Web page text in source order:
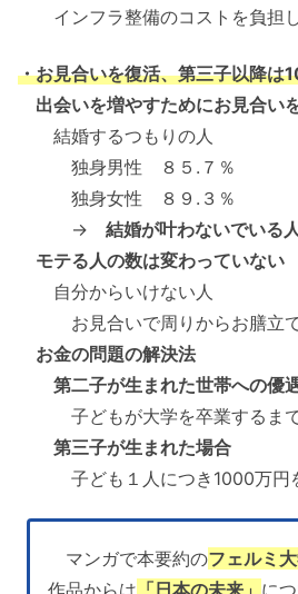
インフラ整備のコストを負担
・お見合いを復活、第三子以降は
出会いを増やすためにお見合い
結婚するつもりの人
独身男性 ８５.７％
独身女性 ８９.３％
→ 結婚が叶わないでいる
モテる人の数は変わっていない
自分からいけない人
お見合いで周りからお膳立て
お金の問題の解決法
第二子が生まれた世帯への優
子どもが大学を卒業するまで
第三子が生まれた場合
子ども１人につき1000万円
マンガで本要約のフェルミ